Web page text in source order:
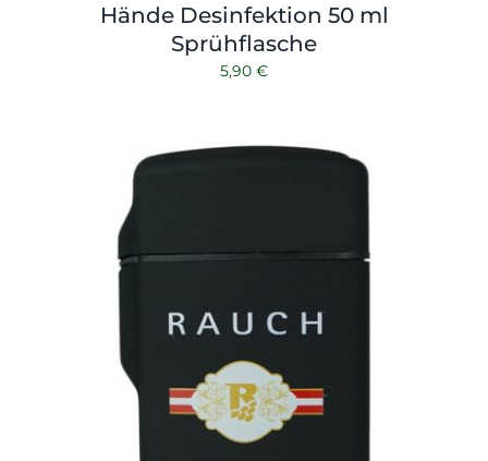
Hände Desinfektion 50 ml
Sprühflasche
5,90 €